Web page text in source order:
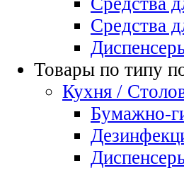
Средства
Товары по типу
Кухня /
Бумажно-